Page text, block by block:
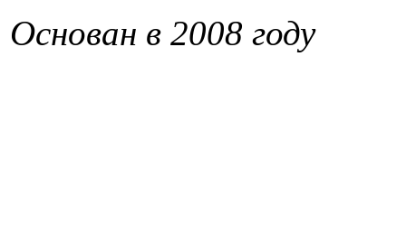
Основан в 2008 году